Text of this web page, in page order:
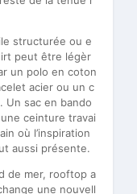
structurée ou e
peut être légèr
un polo en coton
acier ou un c
Un sac en bando
ceinture travai
où l’inspiration
aussi présente.
de mer, rooftop a
une nouvell